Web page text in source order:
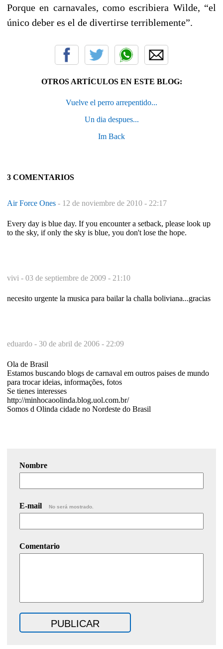
Porque en carnavales, como escribiera Wilde, “el
único deber es el de divertirse terriblemente”.
OTROS ARTÍCULOS EN ESTE BLOG:
Vuelve el perro arrepentido...
Un dia despues...
Im Back
3 COMENTARIOS
Air Force Ones - 12 de noviembre de 2010 - 22:17
Every day is blue day. If you encounter a setback, please look up
to the sky, if only the sky is blue, you don't lose the hope.
vivi - 03 de septiembre de 2009 - 21:10
necesito urgente la musica para bailar la challa boliviana...gracias
eduardo - 30 de abril de 2006 - 22:09
Ola de Brasil
Estamos buscando blogs de carnaval em outros paises de mundo
para trocar ideias, informações, fotos
Se tienes interesses
http://minhocaoolinda.blog.uol.com.br/
Somos d Olinda cidade no Nordeste do Brasil
Nombre
E-mail No será mostrado.
Comentario